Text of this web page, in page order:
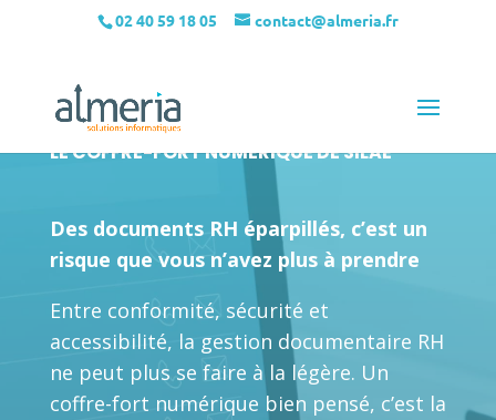
02 40 59 18 05 contact@almeria.fr
LE COFFRE-FORT NUMÉRIQUE DE SILAE
Des documents RH éparpillés, c’est un
risque que vous n’avez plus à prendre
Entre conformité, sécurité et
accessibilité, la gestion documentaire RH
ne peut plus se faire à la légère. Un
coffre-fort numérique bien pensé, c’est la